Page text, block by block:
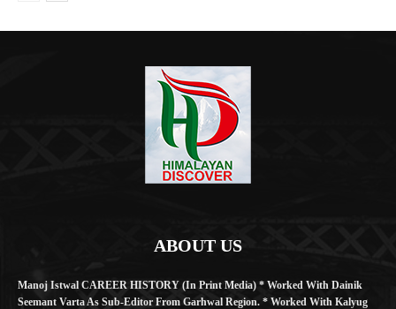
ABOUT US
Manoj Istwal CAREER HISTORY (in Print Media) * Worked With Dainik
Seemant Varta As Sub-Editor From Garhwal Region. * Worked With Kalyug